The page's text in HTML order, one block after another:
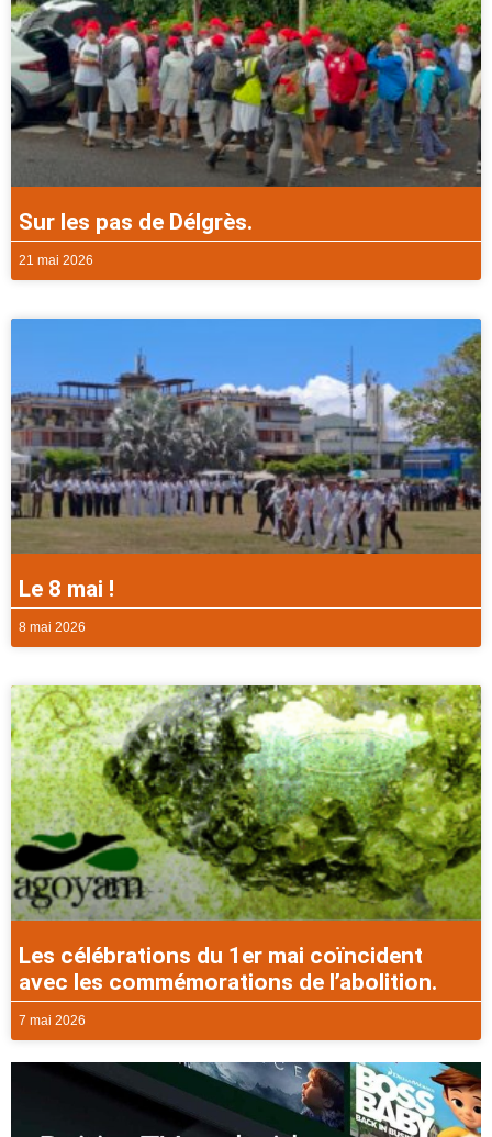
Sur les pas de Délgrès.
21 mai 2026
Le 8 mai !
8 mai 2026
Les célébrations du 1er mai coïncident
avec les commémorations de l’abolition.
7 mai 2026